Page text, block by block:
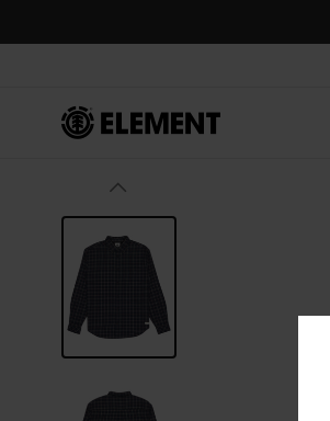
Produktinformation